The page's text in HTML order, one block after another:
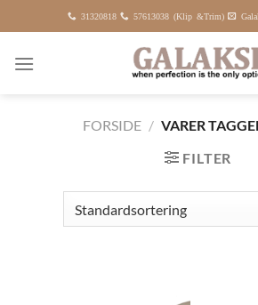
til
indhold
31320818 57613038 (Klip &Trim)
FORSIDE / VARER
FILTER